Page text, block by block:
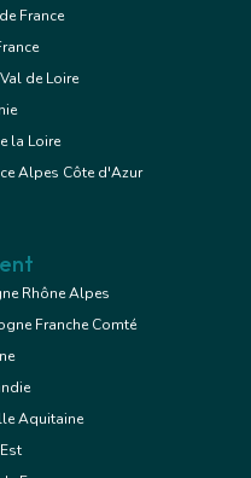
France
de Loire
la Loire
Alpes Côte d'Azur
Rhône Alpes
Franche Comté
Aquitaine